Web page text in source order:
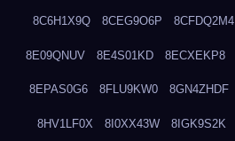
8C6H1X9Q 8CEG9O6P 8CFDQ2M4
8E09QNUV 8E4S01KD 8ECXEKP8
8EPAS0G6 8FLU9KW0 8GN4ZHDF
8HV1LF0X 8I0XX43W 8IGK9S2K